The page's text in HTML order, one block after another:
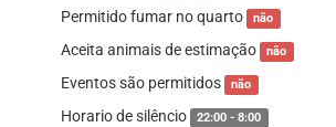
Permitido fumar no quarto não
Aceita animais de estimação não
Eventos são permitidos não
Horario de silêncio 22:00 - 8:00